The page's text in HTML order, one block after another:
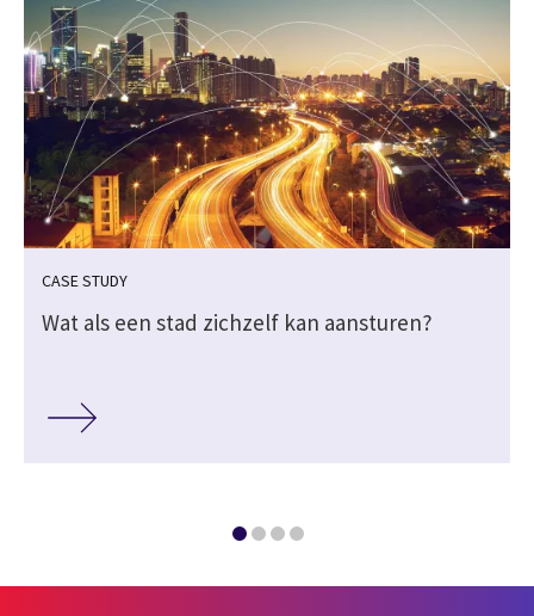
CASE STUDY
Wat als een stad zichzelf kan aansturen?